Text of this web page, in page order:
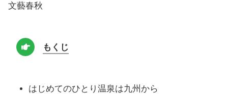
文藝春秋
もくじ
はじめてのひとり温泉は九州から